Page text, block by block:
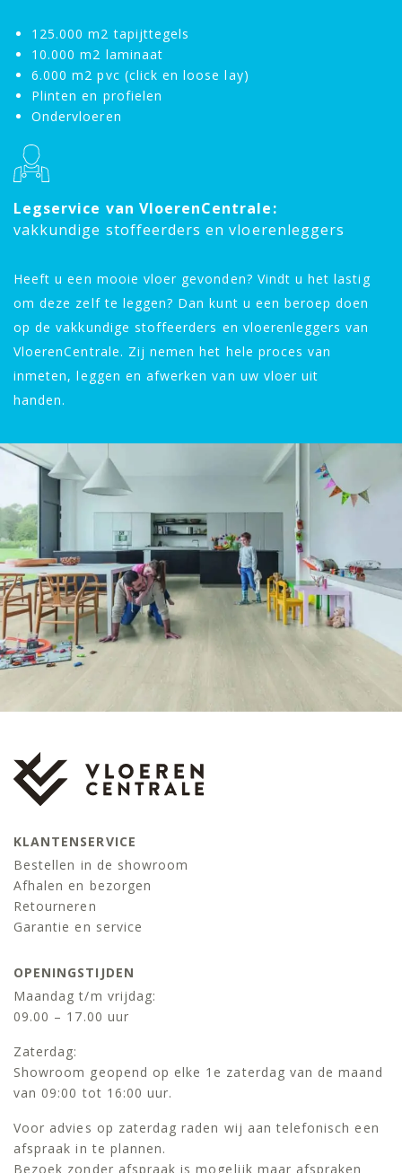
125.000 m2 tapijttegels
10.000 m2 laminaat
6.000 m2 pvc (click en loose lay)
Plinten en profielen
Ondervloeren
Legservice van VloerenCentrale:
vakkundige stoffeerders en vloerenleggers
Heeft u een mooie vloer gevonden? Vindt u het lastig
om deze zelf te leggen? Dan kunt u een beroep doen
op de vakkundige stoffeerders en vloerenleggers van
VloerenCentrale. Zij nemen het hele proces van
inmeten, leggen en afwerken van uw vloer uit
handen.
KLANTENSERVICE
Bestellen in de showroom
Afhalen en bezorgen
Retourneren
Garantie en service
OPENINGSTIJDEN
Maandag t/m vrijdag:
09.00 – 17.00 uur
Zaterdag:
Showroom geopend op elke 1e zaterdag van de maand
van 09:00 tot 16:00 uur.
Voor advies op zaterdag raden wij aan telefonisch een
afspraak in te plannen.
Bezoek zonder afspraak is mogelijk maar afspraken